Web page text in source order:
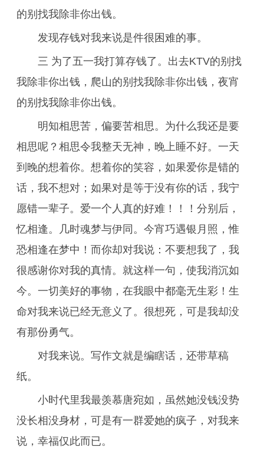
的别找我除非你出钱。
发现存钱对我来说是件很困难的事。
三 为了五一我打算存钱了。出去KTV的别找
我除非你出钱，爬山的别找我除非你出钱，夜宵
的别找我除非你出钱。
明知相思苦，偏要苦相思。为什么我还是要
相思呢？相思令我整天无神，晚上睡不好。一天
到晚的想着你。想着你的笑容，如果爱你是错的
话，我不想对；如果对是等于没有你的话，我宁
愿错一辈子。爱一个人真的好难！！！分别后，
忆相逢。几时魂梦与伊同。今宵巧遇银月照，惟
恐相逢在梦中！而你却对我说：不要想我了，我
很感谢你对我的真情。就这样一句，使我消沉如
今。一切美好的事物，在我眼中都毫无生彩！生
命对我来说已经无意义了。很想死，可是我却没
有那份勇气。
对我来说。写作文就是编瞎话，还带草稿
纸。
小时代里我最羡慕唐宛如，虽然她没钱没势
没长相没身材，可是有一群爱她的疯子，对我来
说，幸福仅此而已。